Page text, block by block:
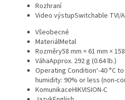
Rozhraní
Video výstupSwitchable TVI/
Všeobecné
MateriálMetal
Rozměry58 mm × 61 mm ×
VáhaApprox. 292 g (0.64 lb.)
Operating Condition‘-40 °C
humidity: 90% or less (non-
KomunikaceHIKVISION-C